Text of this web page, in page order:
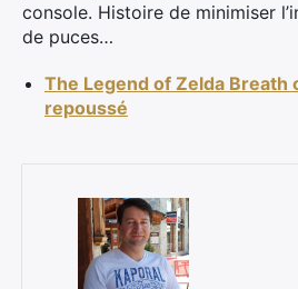
console. Histoire de minimiser
de puces…
The Legend of Zelda Breath
repoussé